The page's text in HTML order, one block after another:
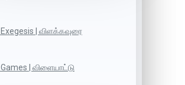
Exegesis | விளக்கவுரை
Games | விளையாட்டு